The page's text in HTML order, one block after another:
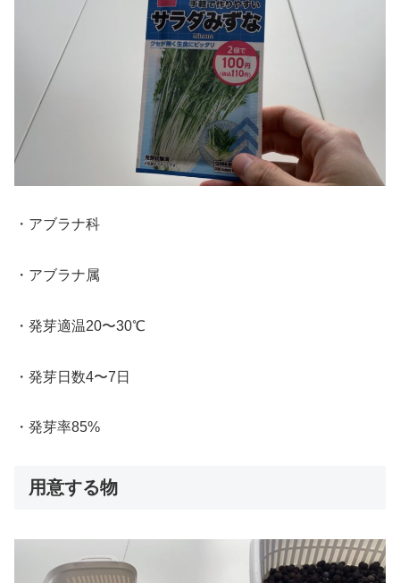
・アブラナ科
・アブラナ属
・発芽適温20〜30℃
・発芽日数4〜7日
・発芽率85%
用意する物